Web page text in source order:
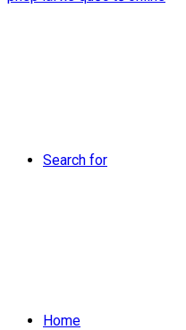
Search for
Home